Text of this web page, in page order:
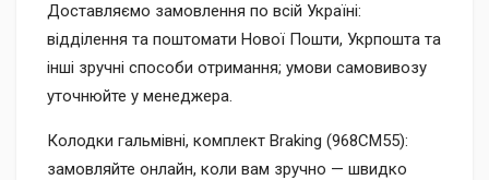
Доставляємо замовлення по всій Україні:
відділення та поштомати Нової Пошти, Укрпошта та
інші зручні способи отримання; умови самовивозу
уточнюйте у менеджера.
Колодки гальмівні, комплект Braking (968CM55):
замовляйте онлайн, коли вам зручно — швидко